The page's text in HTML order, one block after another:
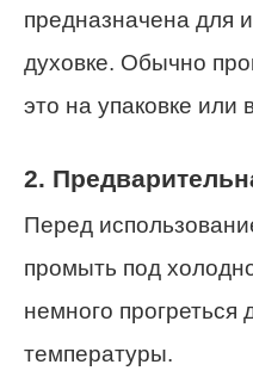
предназначена для
духовке. Обычно
это на упаковке или
2.
Перед
промыть под
немного прогреться
температуры.